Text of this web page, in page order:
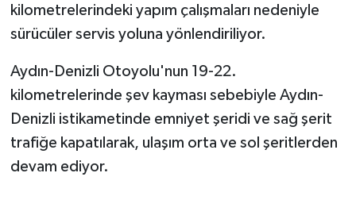
kilometrelerindeki yapım çalışmaları nedeniyle
sürücüler servis yoluna yönlendiriliyor.
Aydın-Denizli Otoyolu'nun 19-22.
kilometrelerinde şev kayması sebebiyle Aydın-
Denizli istikametinde emniyet şeridi ve sağ şerit
trafiğe kapatılarak, ulaşım orta ve sol şeritlerden
devam ediyor.